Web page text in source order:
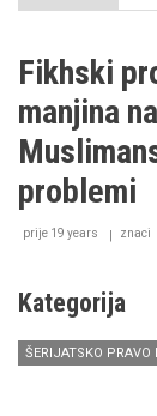
Fikhski
manjina
zapadu
DIO:
Fikh
za
manjine
i
izvori
Fikhski
manjina
problemi
prije 19 years znaci
Kategorija
ŠERIJATSKO